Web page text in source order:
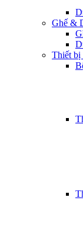
Ghế &
Thiết bị